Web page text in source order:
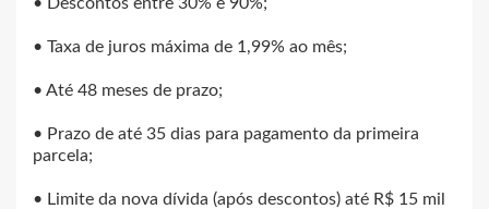
• Taxa de juros máxima de 1,99% ao mês;
• Até 48 meses de prazo;
• Prazo de até 35 dias para pagamento da primeira
parcela;
• Limite da nova dívida (após descontos) até R$ 15 mil